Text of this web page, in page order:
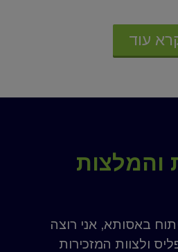
עוד
והמלצות
באסותא, אני רוצה
ולצוות המזכירות